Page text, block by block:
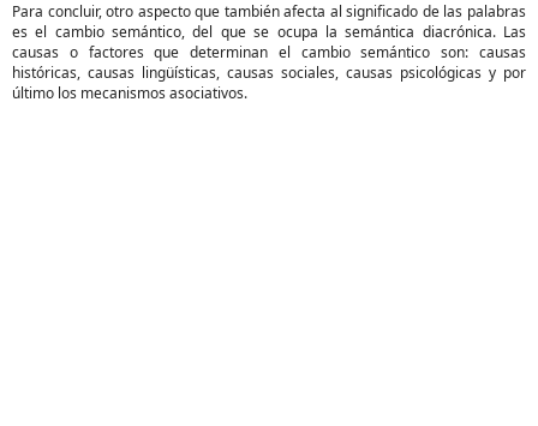
Para concluir, otro aspecto que también afecta al significado de las palabras
es el cambio semántico, del que se ocupa la semántica diacrónica. Las
causas o factores que determinan el cambio semántico son: causas
históricas, causas lingüísticas, causas sociales, causas psicológicas y por
último los mecanismos asociativos.